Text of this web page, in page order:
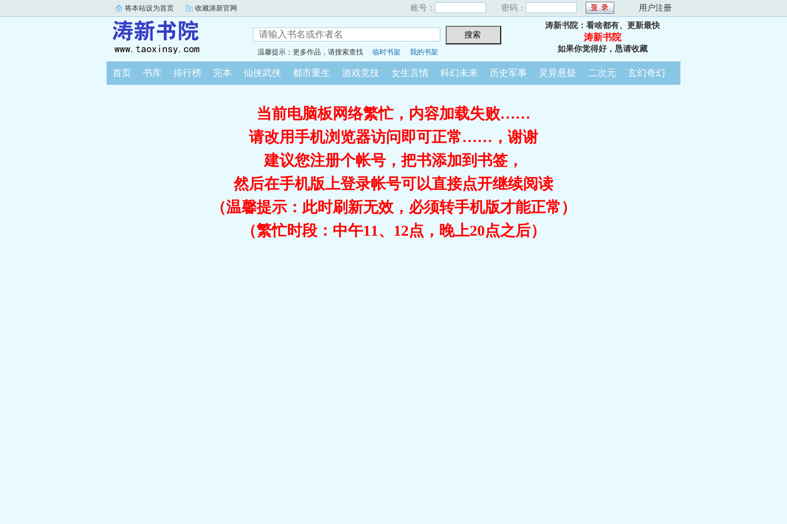
将本站设为首页 收藏涛新官网 账号： 密码： 用户注册
温馨提示：更多作品，请搜索查找 临时书架 我的书架
涛新书院：看啥都有、更新最快
涛新书院
如果你觉得好，恳请收藏
首页 书库 排行榜 完本 仙侠武侠 都市重生 游戏竞技 女生言情 科幻未来 历史军事 灵异悬疑 二次元 玄幻奇幻
当前电脑板网络繁忙，内容加载失败……
请改用手机浏览器访问即可正常……，谢谢
建议您注册个帐号，把书添加到书签，
然后在手机版上登录帐号可以直接点开继续阅读
（温馨提示：此时刷新无效，必须转手机版才能正常）
（繁忙时段：中午11、12点，晚上20点之后）